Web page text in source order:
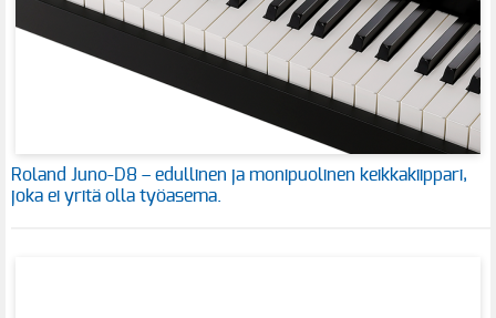
Roland Juno-D8 – edullinen ja monipuolinen keikkakiippari,
joka ei yritä olla työasema.